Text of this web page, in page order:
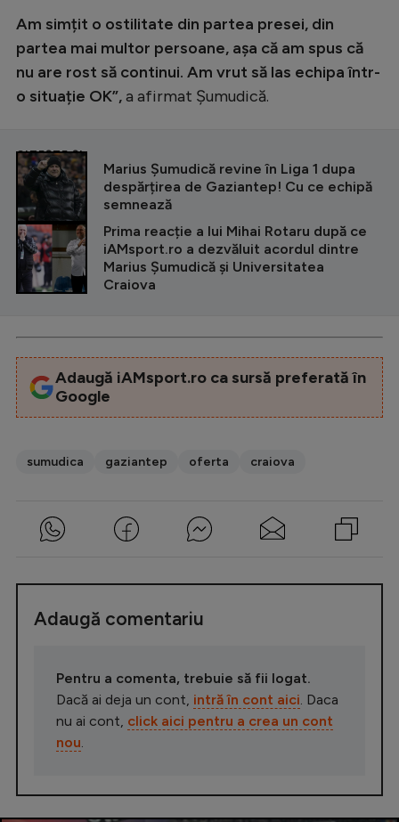
Am simțit o ostilitate din partea presei, din
partea mai multor persoane, așa că am spus că
nu are rost să continui. Am vrut să las echipa într-
o situație OK”,a afirmat Șumudică.
CITEȘTE ȘI
Marius Șumudică revine în Liga 1 dupa
despărțirea de Gaziantep! Cu ce echipă
semnează
Prima reacție a lui Mihai Rotaru după ce
iAMsport.ro a dezvăluit acordul dintre
Marius Șumudică și Universitatea
Craiova
Adaugă iAMsport.ro ca sursă preferată în
Google
sumudica gaziantep oferta craiova
Adaugă comentariu
Pentru a comenta, trebuie să fii logat.
Dacă ai deja un cont, intră în cont aici . Daca
nu ai cont, click aici pentru a crea un cont
nou